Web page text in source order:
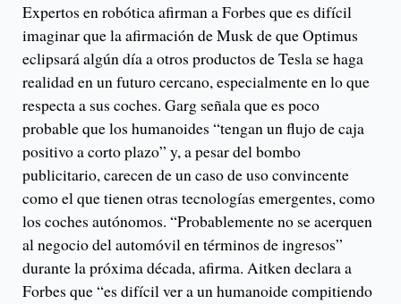
Expertos en robótica afirman a Forbes que es difícil
imaginar que la afirmación de Musk de que Optimus
eclipsará algún día a otros productos de Tesla se haga
realidad en un futuro cercano, especialmente en lo que
respecta a sus coches. Garg señala que es poco
probable que los humanoides “tengan un flujo de caja
positivo a corto plazo” y, a pesar del bombo
publicitario, carecen de un caso de uso convincente
como el que tienen otras tecnologías emergentes, como
los coches autónomos. “Probablemente no se acerquen
al negocio del automóvil en términos de ingresos”
durante la próxima década, afirma. Aitken declara a
Forbes que “es difícil ver a un humanoide compitiendo